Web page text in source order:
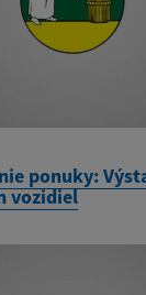
ponuky:
vozidiel